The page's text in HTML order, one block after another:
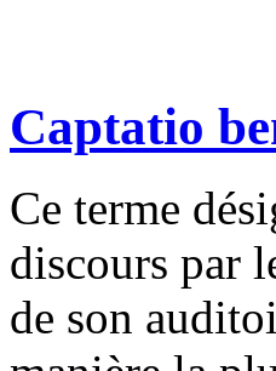
Captatio
Ce terme
discours par
de son